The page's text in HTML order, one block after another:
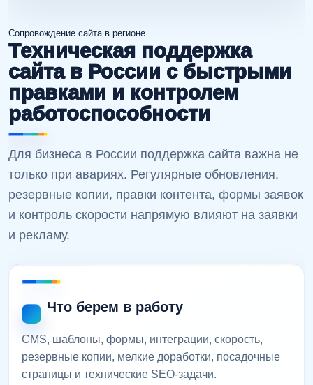
Сопровождение сайта в регионе
Техническая поддержка
сайта в России с быстрыми
правками и контролем
работоспособности
Для бизнеса в России поддержка сайта важна не
только при авариях. Регулярные обновления,
резервные копии, правки контента, формы заявок
и контроль скорости напрямую влияют на заявки
и рекламу.
Что берем в работу
CMS, шаблоны, формы, интеграции, скорость,
резервные копии, мелкие доработки, посадочные
страницы и технические SEO-задачи.